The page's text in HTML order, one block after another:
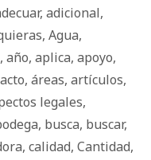
, adicional,
, Agua,
, año, aplica, apoyo,
, áreas, artículos,
legales,
, busca, buscar,
, calidad, Cantidad,